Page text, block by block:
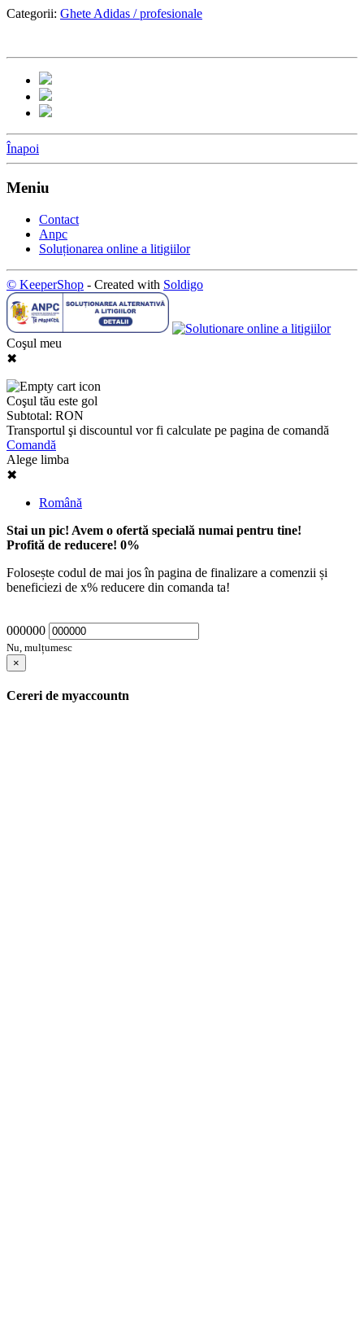
Categorii: Ghete Adidas / profesionale
Înapoi
Meniu
Contact
Anpc
Soluționarea online a litigiilor
© KeeperShop - Created with Soldigo
Coşul meu
✖
Coşul tău este gol
Subtotal: RON
Transportul şi discountul vor fi calculate pe pagina de comandă
Comandă
Alege limba
✖
Română
Stai un pic! Avem o ofertă specială numai pentru tine!
Profită de reducere! 0%
Folosește codul de mai jos în pagina de finalizare a comenzii și
beneficiezi de x% reducere din comanda ta!
000000
Nu, mulțumesc
×
Cereri de myaccountn